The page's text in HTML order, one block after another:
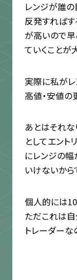
レンジが誰
反発すれば
が高いので早
ていくことが
実際に私が
高値・安値の
あとはそれ
としてエント
にレンジの
いけないから
個人的には
ただこれは
トレーダー